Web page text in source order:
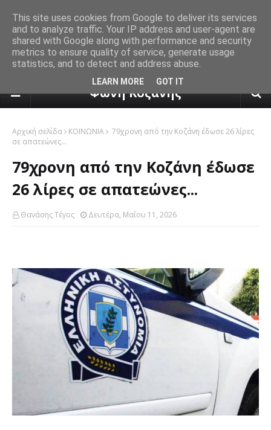
πρόγνωση καιρού από το
Φωνή Κοζάνης
Αρχική σελίδα ΚΟΙΝΩΝΙΑ
79χρονη από την Κοζάνη έδωσε 26 λίρες
σε απατεώνες...
79χρονη από την Κοζάνη έδωσε
26 λίρες σε απατεώνες...
Θανάσης Τέγος Δευτέρα, Μαΐου 11, 2026
This site uses cookies from Google to deliver its services
and to analyze traffic. Your IP address and user-agent are
shared with Google along with performance and security
metrics to ensure quality of service, generate usage
statistics, and to detect and address abuse.
LEARN MORE GOT IT